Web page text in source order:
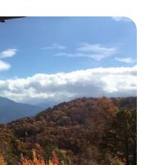
arasında